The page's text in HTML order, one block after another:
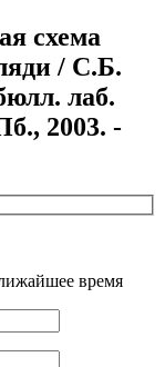
схема
/ С.Б.
лаб.
2003. -
время